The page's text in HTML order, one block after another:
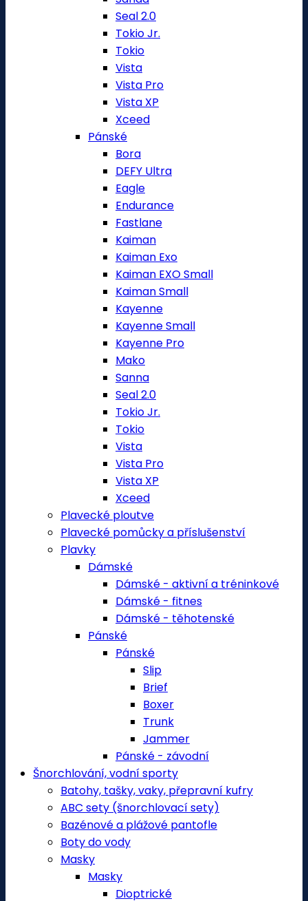
Seal 2.0
Tokio Jr.
Tokio
Vista
Vista Pro
Vista XP
Xceed
Pánské
Bora
DEFY Ultra
Eagle
Endurance
Fastlane
Kaiman
Kaiman Exo
Kaiman EXO Small
Kaiman Small
Kayenne
Kayenne Small
Kayenne Pro
Mako
Sanna
Seal 2.0
Tokio Jr.
Tokio
Vista
Vista Pro
Vista XP
Xceed
Plavecké ploutve
Plavecké pomůcky a příslušenství
Plavky
Dámské
Dámské - aktivní a tréninkové
Dámské - fitnes
Dámské - těhotenské
Pánské
Pánské
Slip
Brief
Boxer
Trunk
Jammer
Pánské - závodní
Šnorchlování, vodní sporty
Batohy, tašky, vaky, přepravní kufry
ABC sety (šnorchlovací sety)
Bazénové a plážové pantofle
Boty do vody
Masky
Masky
Dioptrické